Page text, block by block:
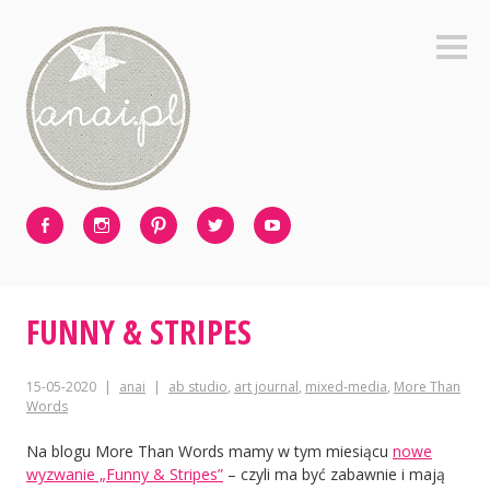
content
FUNNY & STRIPES
15-05-2020 anai ab studio, art journal, mixed-media, More Than
Words
Na blogu More Than Words mamy w tym miesiącu nowe
wyzwanie „Funny & Stripes” – czyli ma być zabawnie i mają